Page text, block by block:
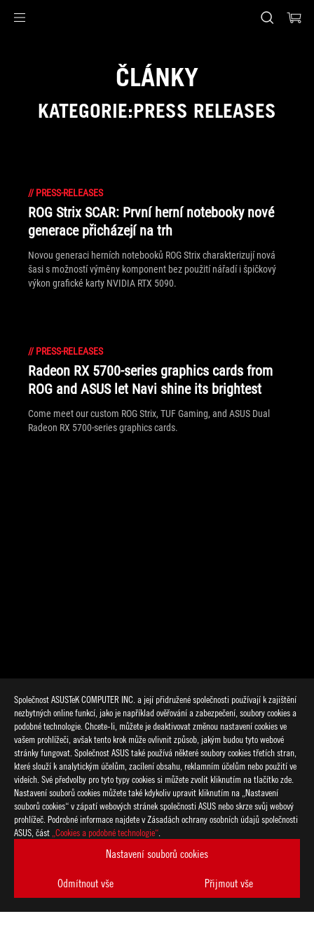
Společnost ASUSTeK COMPUTER INC. a její přidružené společnosti používají k zajištění
nezbytných online funkcí, jako je například ověřování a zabezpečení, soubory cookies a
podobné technologie. Chcete-li, můžete je deaktivovat změnou nastavení cookies ve
vašem prohlížeči, avšak tento krok může ovlivnit způsob, jakým budou tyto webové
stránky fungovat. Společnost ASUS také používá některé soubory cookies třetích stran,
které slouží k analytickým účelům, zacílení obsahu, reklamním účelům nebo použití ve
videích. Své předvolby pro tyto typy cookies si můžete zvolit kliknutím na tlačítko zde.
Nastavení souborů cookies můžete také kdykoliv upravit kliknutím na „Nastavení
souborů cookies“ v zápatí webových stránek společnosti ASUS nebo skrze svůj webový
prohlížeč. Podrobné informace najdete v Zásadách ochrany osobních údajů společnosti
ASUS, část „Cookies a podobné technologie“
Nastavení souborů cookies
Odmítnout vše Přijmout vše
ČLÁNKY
KATEGORIE:PRESS RELEASES
// PRESS-RELEASES
ROG Strix SCAR: První herní notebooky nové
generace přicházejí na trh
Novou generaci herních notebooků ROG Strix charakterizují nová
šasi s možností výměny komponent bez použití nářadí i špičkový
výkon grafické karty NVIDIA RTX 5090.
// PRESS-RELEASES
Radeon RX 5700-series graphics cards from
ROG and ASUS let Navi shine its brightest
Come meet our custom ROG Strix, TUF Gaming, and ASUS Dual
Radeon RX 5700-series graphics cards.
> GAMING ARTICLES > PRESS RELEASES
PODPOROVANÉ TYPY PLATEB
ZÍSKEJTE NEJNOVĚJŠÍ NABÍDKY A DALŠÍ
VYTVOŘIT
ÚČET